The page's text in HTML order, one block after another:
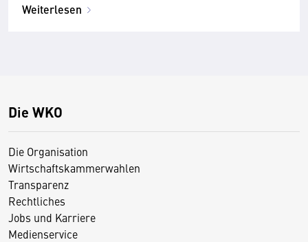
Weiterlesen
Die WKO
Die Organisation
Wirtschaftskammerwahlen
Transparenz
Rechtliches
Jobs und Karriere
Medienservice